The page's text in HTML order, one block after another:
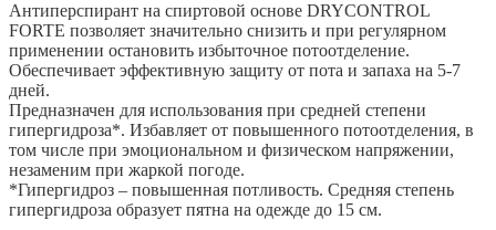
Антиперспирант на спиртовой основе DRYCONTROL
FORTE позволяет значительно снизить и при регулярном
применении остановить избыточное потоотделение.
Обеспечивает эффективную защиту от пота и запаха на 5-7
дней.
Предназначен для использования при средней степени
гипергидроза*. Избавляет от повышенного потоотделения, в
том числе при эмоциональном и физическом напряжении,
незаменим при жаркой погоде.
*Гипергидроз – повышенная потливость. Средняя степень
гипергидроза образует пятна на одежде до 15 см.